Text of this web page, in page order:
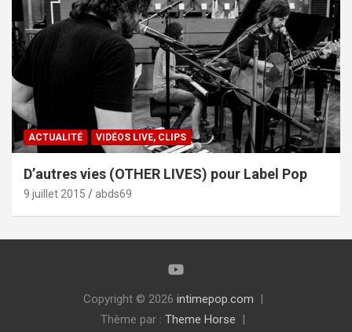
ACTUALITÉ VIDÉOS LIVE, CLIPS
D’autres vies (OTHER LIVES) pour Label Pop
9 juillet 2015 abds69
Copyright © 2026 intimepop.com
Thème par : Theme Horse